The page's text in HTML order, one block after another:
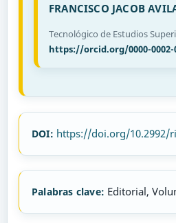
FRANCISCO JACOB
Tecnológico de Estudios
https://orcid.org/0000-0002-
DOI: https://doi.org/10.2992/
Palabras clave: Editorial,